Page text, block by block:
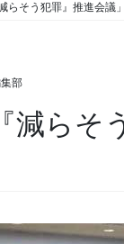
らそう犯罪』推進会議
部